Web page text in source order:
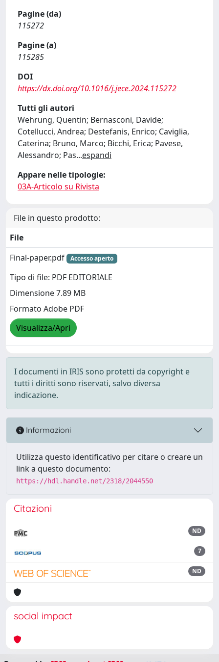
Pagine (da)
115272
Pagine (a)
115285
DOI
https://dx.doi.org/10.1016/j.jece.2024.115272
Tutti gli autori
Wehrung, Quentin; Bernasconi, Davide;
Cotellucci, Andrea; Destefanis, Enrico; Caviglia,
Caterina; Bruno, Marco; Bicchi, Erica; Pavese,
Alessandro; Pas...espandi
Appare nelle tipologie:
03A-Articolo su Rivista
File in questo prodotto:
File
Final-paper.pdf
Accesso aperto
Tipo di file: PDF EDITORIALE
Dimensione 7.89 MB
Formato Adobe PDF
Visualizza/Apri
I documenti in IRIS sono protetti da copyright e
tutti i diritti sono riservati, salvo diversa
indicazione.
Informazioni
Utilizza questo identificativo per citare o creare un
link a questo documento:
https://hdl.handle.net/2318/2044550
Citazioni
ND
7
ND
social impact